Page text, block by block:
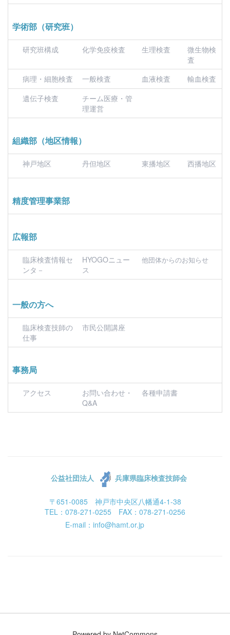
学術部（研究班）
研究班構成 化学免疫検査 生理検査
微生物検
査
病理・細胞検査
一般検査 血液検査
輸血検査
遺伝子検査
チーム医療・管
理運営
組織部（地区情報）
神戸地区 丹但地区 東播地区 西播地区
精度管理事業部
広報部
臨床検査情報セ
ンタ－
HYOGOニュー
ス
他団体からのお知らせ
一般の方へ
臨床検査技師の
仕事
市民公開講座
事務局
アクセス
お問い合わせ・
Q&A
各種申請書
公益社団法人 兵庫県臨床検査技師会
〒651-0085 神戸市中央区八幡通4-1-38
TEL：078-271-0255 FAX：078-271-0256
E-mail：info@hamt.or.jp